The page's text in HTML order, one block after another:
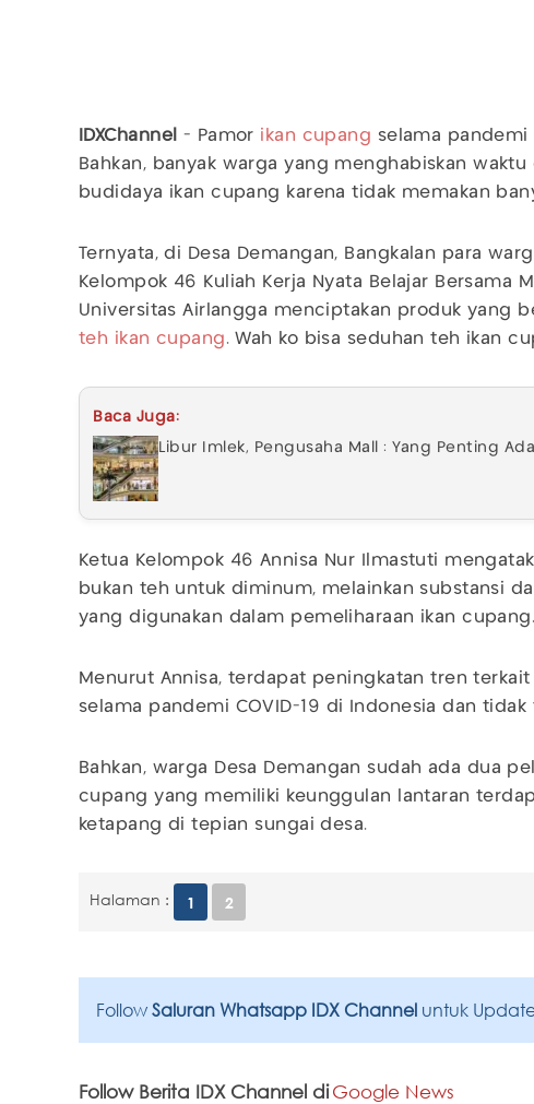
IDXChannel - Pamor ikan cupang selama pandemi
Bahkan, banyak warga yang menghabiskan
budidaya ikan cupang karena tidak memakan
Ternyata, di Desa Demangan, Bangkalan para
Kelompok 46 Kuliah Kerja Nyata Belajar Bersama
Universitas Airlangga menciptakan produk yang
teh ikan cupang . Wah ko bisa seduhan teh ikan
Baca Juga:
Libur Imlek, Pengusaha Mall : Yang Penting
Ketua Kelompok 46 Annisa Nur Ilmastuti
bukan teh untuk diminum, melainkan substansi
yang digunakan dalam pemeliharaan ikan cupang.
Menurut Annisa, terdapat peningkatan tren
selama pandemi COVID-19 di Indonesia dan tidak
Bahkan, warga Desa Demangan sudah ada dua
cupang yang memiliki keunggulan lantaran
ketapang di tepian sungai desa.
Halaman : 1 2
Follow Saluran Whatsapp IDX Channel untuk
Follow Berita IDX Channel diGoogle News